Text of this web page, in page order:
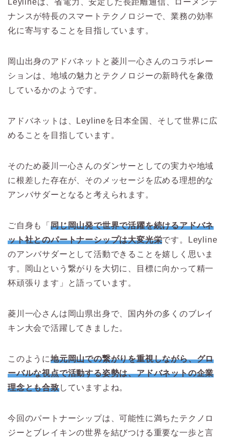
Leylineは、省電力、安定した長距離通信、ローメンテ
ナンスが特長のスマートテクノロジーで、業務の効率
化に寄与することを目指しています。
岡山出身のアドバネットと菱川一心さんのコラボレー
ションは、地域の魅力とテクノロジーの新時代を象徴
しているかのようです。
アドバネットは、Leylineを日本全国、そして世界に広
めることを目指しています。
そのため菱川一心さんのダンサーとしての実力や地域
に根差した存在が、そのメッセージを広める理想的な
アンバサダーとなると考えられます。
ご自身も「 同じ岡山発で世界で活躍を続けるアドバネ
ット社とのパートナーシップは大変光栄です。Leyline
のアンバサダーとして活動できることを嬉しく思いま
す。岡山という繋がりを大切に、目標に向かって精一
杯頑張ります」と語っています。
菱川一心さんは岡山県出身で、国内外の多くのブレイ
キン大会で活躍してきました。
このように地元岡山での繋がりを重視しながら、グロ
ーバルな視点で活動する姿勢は、アドバネットの企業
理念とも合致していますよね。
今回のパートナーシップは、可能性に満ちたテクノロ
ジーとブレイキンの世界を結びつける重要な一歩と言